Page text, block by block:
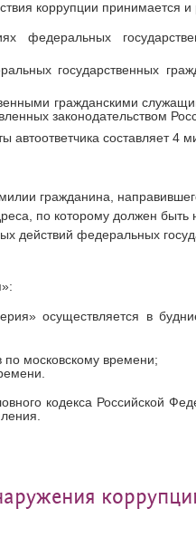
коррупции принимается
федеральных
государственных
гражданскими
законодательством
составляет 4
гражданина,
по которому должен быть
действий федеральных
осуществляется в
по московскому времени;
кодекса Российской